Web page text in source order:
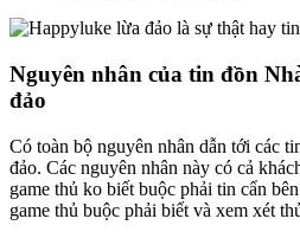
Nguyên nhân của tin đồn
đảo
Có toàn bộ nguyên nhân dẫn tới các
đảo. Các nguyên nhân này có cả
game thủ ko biết buộc phải tin cẩn
game thủ buộc phải biết và xem xét